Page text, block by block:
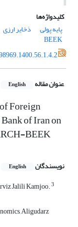
کلیدواژه‌ها
پایه پولی
ذخایر ارزی
BEEK
عنوان مقاله English
Foreign
of Iran on
BEEK
نویسندگان English
Jalili Kamjoo.3
Aligudarz